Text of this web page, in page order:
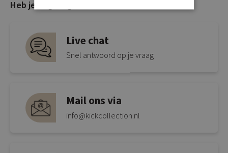
Heb je nog vragen?
Live chat
Snel antwoord op je vraag
Mail ons via
info@kickcollection.nl